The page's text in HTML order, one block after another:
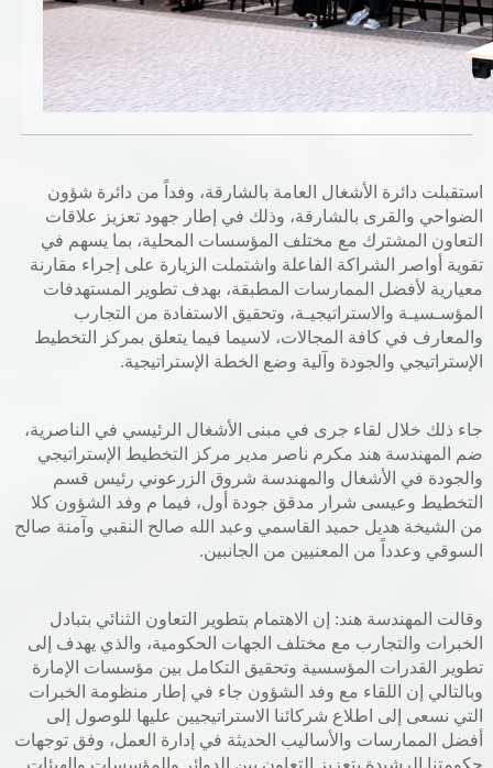
خدمات الدائرة
التحقق من حالة معاملة
خدمات الشركات
خدمات الجهات الحكومية
خدمات الموظفين
المكتبة الإلكترونية
استقبلت دائرة الأشغال العامة بالشارقة، وفداً من دائرة شؤون
الضواحي والقرى بالشارقة، وذلك في إطار جهود تعزيز علاقات
التعاون المشترك مع مختلف المؤسسات المحلية، بما يسهم في
تقوية أواصر الشراكة الفاعلة واشتملت الزيارة على إجراء مقارنة
معيارية لأفضل الممارسات المطبقة، بهدف تطوير المستهدفات
المؤسـسيـة والاستراتيجيـة، وتحقيق الاستفادة من التجارب
والمعارف في كافة المجالات، لاسيما فيما يتعلق بمركز التخطيط
الإستراتيجي والجودة وآلية وضع الخطة الإستراتيجية.
جاء ذلك خلال لقاء جرى في مبنى الأشغال الرئيسي في الناصرية،
ضم المهندسة هند مكرم ناصر مدير مركز التخطيط الإستراتيجي
والجودة في الأشغال والمهندسة شروق الزرعوني رئيس قسم
التخطيط وعيسى شرار مدقق جودة أول، فيما م وفد الشؤون كلا
من الشيخة هديل حميد القاسمي وعبد الله صالح النقبي وآمنة صالح
السوقي وعدداً من المعنيين من الجانبين.
وقالت المهندسة هند: إن الاهتمام بتطوير التعاون الثنائي بتبادل
الخبرات والتجارب مع مختلف الجهات الحكومية، والذي يهدف إلى
تطوير القدرات المؤسسية وتحقيق التكامل بين مؤسسات الإمارة
وبالتالي إن اللقاء مع وفد الشؤون جاء في إطار منظومة الخبرات
التي نسعى إلى اطلاع شركائنا الاستراتيجيين عليها للوصول إلى
أفضل الممارسات والأساليب الحديثة في إدارة العمل، وفق توجهات
حكومتنا الرشيدة بتعزيز التعاون بين الدوائر والمؤسسات والهيئات